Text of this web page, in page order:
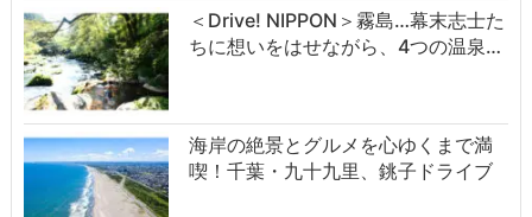
＜Drive! NIPPON＞霧島…幕末志士た
ちに想いをはせながら、4つの温泉…
海岸の絶景とグルメを心ゆくまで満
喫！千葉・九十九里、銚子ドライブ